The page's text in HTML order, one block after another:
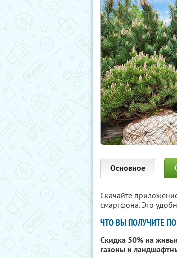
Основное
Скачайте
смартфона. Это
ЧТО ВЫ ПОЛУЧИТЕ
Скидка 50% на
газоны и